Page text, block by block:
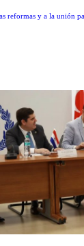
reformas y a la unión